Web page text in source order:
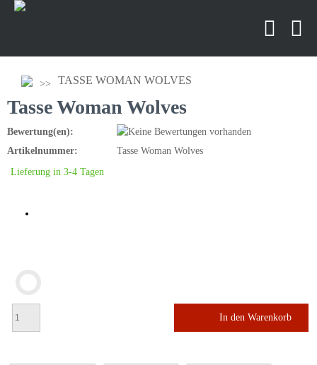
TASSE WOMAN WOLVES
Tasse Woman Wolves
Bewertung(en):
Artikelnummer:
Tasse Woman Wolves
Lieferung in 3-4 Tagen
In den Warenkorb